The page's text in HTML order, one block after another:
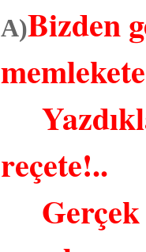
A)Bizden
reçete!..
Gerçek